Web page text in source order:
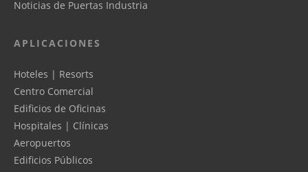
Noticias de Puertas Industria
APLICACIONES
Hoteles | Resorts
Centro Comercial
Edificios de Oficinas
Hospitales | Clínicas
Aeropuertos
Edificios Públicos